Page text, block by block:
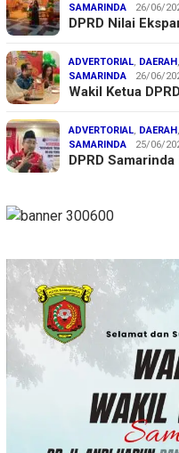
SAMARINDA
26/06/
DPRD Nilai
ADVERTORIAL DAERAH
SAMARINDA
26/06/
Wakil Ketua
ADVERTORIAL DAERAH
SAMARINDA
25/06/
DPRD